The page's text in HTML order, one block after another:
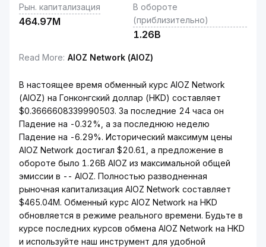
Рын. капитализация
464.97M
В обороте
(приблизительно)
1.26B
Read More: AIOZ Network (AIOZ)
В настоящее время обменный курс AIOZ Network
(AIOZ) на Гонконгский доллар (HKD) составляет
$0.3666608339990503. За последние 24 часа он
Падение на -0.32%, а за последнюю неделю
Падение на -6.29%. Исторический максимум цены
AIOZ Network достигал $20.61, а предложение в
обороте было 1.26B AIOZ из максимальной общей
эмиссии в -- AIOZ. Полностью разводненная
рыночная капитализация AIOZ Network составляет
$465.04M. Обменный курс AIOZ Network на HKD
обновляется в режиме реального времени. Будьте в
курсе последних курсов обмена AIOZ Network на HKD
и используйте наш инструмент для удобной